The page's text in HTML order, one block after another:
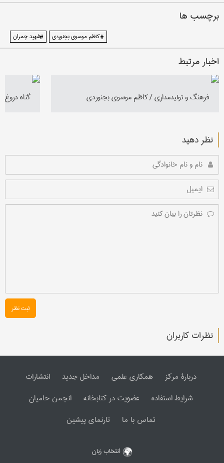
برچسب ها
# کاظم موسوی بجنوردی #شهید چمران
اخبار مرتبط
فرهنگ و تولیدمداری / کاظم موسوی بجنوردی گناه
نظر دهید
ثبت نظر
نظرات کاربران
دربارۀ مرکز همکاری علمی مداخل جدید
انتشارات
شرایط استفاده
عضویت در کتابخانه
انجمن حامیان
تماس با ما
تارنمای پیشین
انتخاب زبان